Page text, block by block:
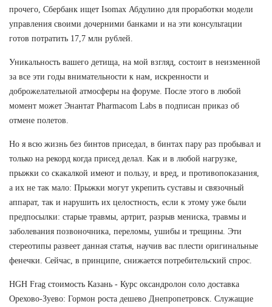
прочего, Сбербанк ищет Isomax Абдулино для проработки модели
управления своими дочерними банками и на эти консультации
готов потратить 17,7 млн рублей.
Уникальность вашего детища, на мой взгляд, состоит в неизменной
за все эти годы внимательности к нам, искренности и
доброжелательной атмосферы на форуме. После этого в любой
момент может Энантат Pharmacom Labs в подписан приказ об
отмене полетов.
Но я всю жизнь без бинтов приседал, в бинтах пару раз пробывал и
только на рекорд когда присед делал. Как и в любой нагрузке,
прыжки со скакалкой имеют и пользу, и вред, и противопоказания,
а их не так мало: Прыжки могут укрепить суставы и связочный
аппарат, так и нарушить их целостность, если к этому уже были
предпосылки: старые травмы, артрит, разрыв мениска, травмы и
заболевания позвоночника, переломы, ушибы и трещины. Эти
стереотипы развеет данная статья, научив вас плести оригинальные
фенечки. Сейчас, в принципе, снижается потребительский спрос.
HGH Frag стоимость Казань - Курс оксандролон соло доставка
Орехово-Зуево: Гормон роста дешево Днепропетровск. Служащие